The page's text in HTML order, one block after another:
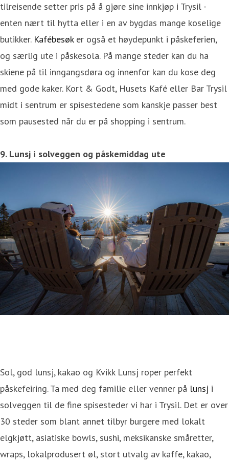
tilreisende setter pris på å gjøre sine innkjøp i Trysil -
enten nært til hytta eller i en av bygdas mange koselige
butikker. Kafébesøker også et høydepunkt i påskeferien,
og særlig ute i påskesola. På mange steder kan du ha
skiene på til inngangsdøra og innenfor kan du kose deg
med gode kaker. Kort & Godt, Husets Kafé eller Bar Trysil
midt i sentrum er spisestedene som kanskje passer best
som pausested når du er på shopping i sentrum.
9. Lunsj i solveggen og påskemiddag ute
Sol, god lunsj, kakao og Kvikk Lunsj roper perfekt
påskefeiring. Ta med deg familie eller venner på lunsj i
solveggen til de fine spisesteder vi har i Trysil. Det er over
30 steder som blant annet tilbyr burgere med lokalt
elgkjøtt, asiatiske bowls, sushi, meksikanske småretter,
wraps, lokalprodusert øl, stort utvalg av kaffe, kakao,